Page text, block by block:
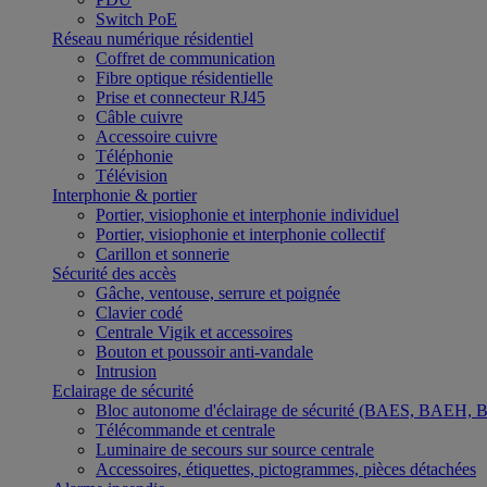
Switch PoE
Réseau numérique résidentiel
Coffret de communication
Fibre optique résidentielle
Prise et connecteur RJ45
Câble cuivre
Accessoire cuivre
Téléphonie
Télévision
Interphonie & portier
Portier, visiophonie et interphonie individuel
Portier, visiophonie et interphonie collectif
Carillon et sonnerie
Sécurité des accès
Gâche, ventouse, serrure et poignée
Clavier codé
Centrale Vigik et accessoires
Bouton et poussoir anti-vandale
Intrusion
Eclairage de sécurité
Bloc autonome d'éclairage de sécurité (BAES,
Télécommande et centrale
Luminaire de secours sur source centrale
Accessoires, étiquettes, pictogrammes, pièces détachées